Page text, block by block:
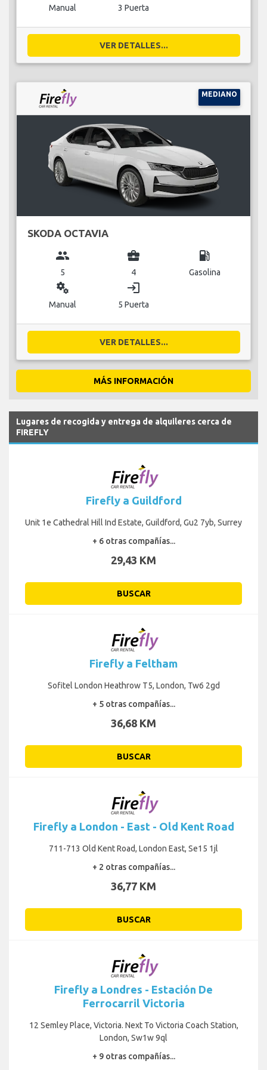
Manual 3 Puerta
VER DETALLES...
MEDIANO
SKODA OCTAVIA
group
5
business_center
4
local_gas_station
Gasolina
miscellaneous_services
Manual
login
5 Puerta
VER DETALLES...
MÁS INFORMACIÓN
Lugares de recogida y entrega de alquileres cerca de
FIREFLY
Firefly a Guildford
Unit 1e Cathedral Hill Ind Estate, Guildford, Gu2 7yb, Surrey
+ 6 otras compañías...
29,43 KM
BUSCAR
Firefly a Feltham
Sofitel London Heathrow T5, London, Tw6 2gd
+ 5 otras compañías...
36,68 KM
BUSCAR
Firefly a London - East - Old Kent Road
711-713 Old Kent Road, London East, Se15 1jl
+ 2 otras compañías...
36,77 KM
BUSCAR
Firefly a Londres - Estación De
Ferrocarril Victoria
12 Semley Place, Victoria. Next To Victoria Coach Station,
London, Sw1w 9ql
+ 9 otras compañías...